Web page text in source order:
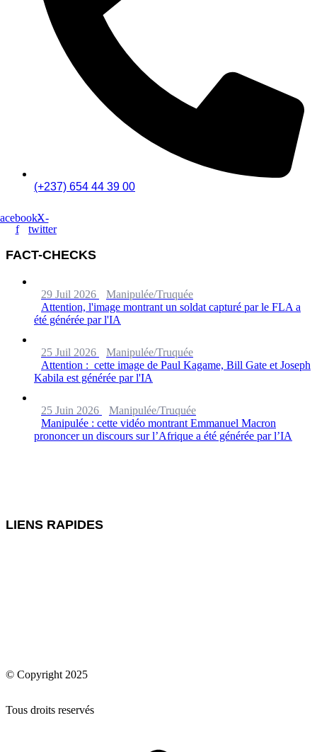
(+237) 654 44 39 00
f
X-
twitter
FACT-CHECKS
29 Juil 2026
Manipulée/Truquée
Attention, l'image montrant un soldat capturé par le FLA a
été générée par l'IA
25 Juil 2026
Manipulée/Truquée
Attention : cette image de Paul Kagame, Bill Gate et Joseph
Kabila est générée par l'IA
25 Juin 2026
Manipulée/Truquée
Manipulée : cette vidéo montrant Emmanuel Macron
prononcer un discours sur l’Afrique a été générée par l’IA
LIENS RAPIDES
© Copyright 2025
Tous droits reservés